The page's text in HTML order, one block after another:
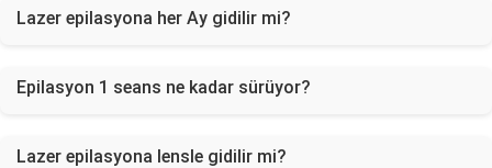
Lazer epilasyona her Ay gidilir mi?
Epilasyon 1 seans ne kadar sürüyor?
Lazer epilasyona lensle gidilir mi?